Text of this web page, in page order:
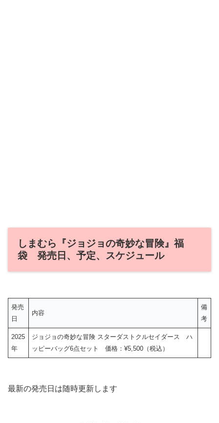
しまむら『ジョジョの奇妙な冒険』福
袋 発売日、予定、スケジュール
発売
日
内容
備
考
2025
年
ジョジョの奇妙な冒険 スターダストクルセイダース ハ
ッピーバッグ6点セット 価格：¥5,500（税込）
最新の発売日は随時更新します